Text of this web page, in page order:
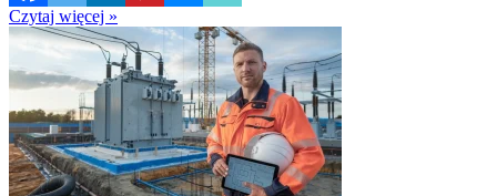
Czytaj więcej »